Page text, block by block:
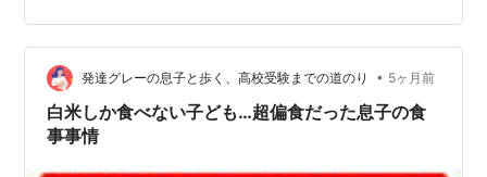
ん。 「北緯35度の壁」をご存知ですか？ 日本には、ビ
タミンD生成における「北緯35度の壁」というものが存
在します。 北緯35度とは だいたい東京・名古屋・京都
あたりを結ぶ線 研究データによ…
発達グレーの息子と歩く、高校受験までの道のり • 5ヶ月前
白米しか食べない子ども…超偏食だった息子の食
事事情